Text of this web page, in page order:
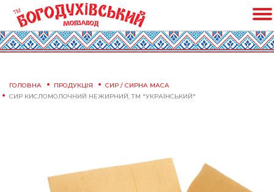
ГОЛОВНА ПРОДУКЦІЯ
СИР / СИРНА МАСА
СИР КИСЛОМОЛОЧНИЙ НЕЖИРНИЙ, ТМ "УКРАЇНСЬКИЙ"